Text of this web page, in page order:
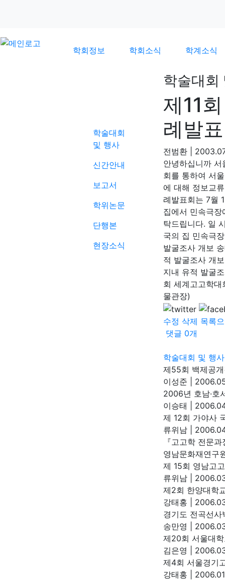
학회정보 학회소식 학계소식
학술대회
및 행사
신간안내
보고서
학위논문
단행본
현장소식
학술대회
제11
례발
전범환
안녕하십니까
회를 통하여 서
에 대해 정보교
례발표회는 7월
집에서 민속극
탁드립니다. 일
국의 집 민속극
발굴조사 개보
적 발굴조사 개
지내 유적 발굴
회 세계고고학
물관장)
수정 삭제 목록
댓글 0개
학술대회 및 행사
제55회 백제공
이성준
2006년 호남·호
이승태
제 12회 가야사
류위남
『고고학 전문
영남문화재연구
제 15회 영남고
류위남
제2회 한양대학
강태홍
경기도 전곡선
송만영
제20회 서울대
김은영
제4회 서울경기
강태홍